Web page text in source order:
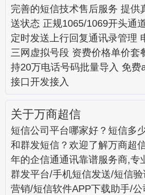
完善的短信技术售后服务 提供
送状态 正规1065/1069开头通
定时发送上行回复通讯录管理
三网虚拟号段 资费价格单价套
持20万电话号码批量导入 免费
接口开发接入
关于万商超信
短信公司平台哪家好？短信多
和群发短信？欢迎了解万商超
年的企信通通讯靠谱服务商,专
群发平台/手机短信发送/短信
营销/短信软件APP下载助手/